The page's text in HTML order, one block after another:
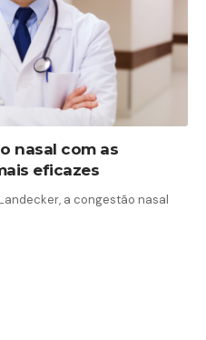
nasal com as
eficazes
a congestão nasal